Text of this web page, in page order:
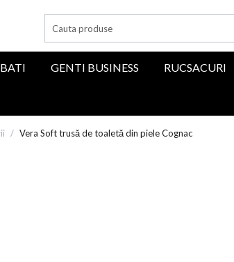
GENTI BUSINESS RUCSACURI
/ Vera Soft trusă de toaletă din piele Cognac